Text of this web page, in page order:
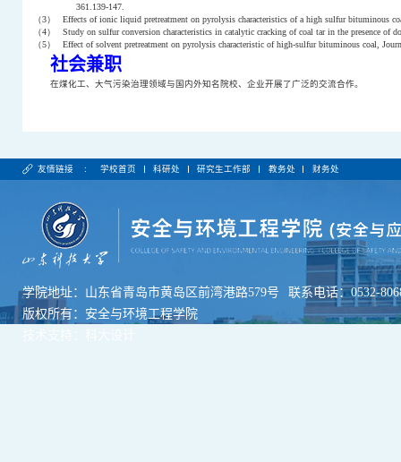
361.139-147.
（3）
Effects of ionic liquid pretreatment on pyrolysis characteristics of a high sulfur bituminous
（4）
Study on sulfur conversion characteristics in catalytic cracking of coal tar in the presence of
（5）
Effect of solvent pretreatment on pyrolysis characteristic of high-sulfur bituminous coal,
社会兼职
在煤化工、大气污染治理领域与国内外知名院校、企业开展了广泛的交流合作。
友情链接 : 学校首页 科研处 研究生工作部 教务处 财务处
学院地址：山东省青岛市黄岛区前湾港路579号
联系电话：0532-
版权所有：安全与环境工程学院